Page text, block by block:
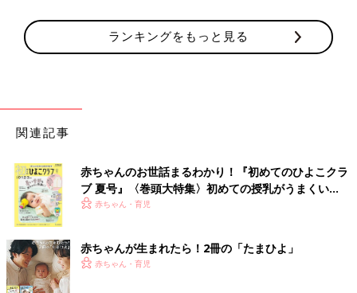
右足はひきちぎられてしまったけれど、落ち込むこ
とはなかった
ランキングをもっと見る
関連記事
赤ちゃんのお世話まるわかり！『初めてのひよこクラ
ブ 夏号』〈巻頭大特集〉初めての授乳がうまくい
く！ おっぱい・ミルクの基本と夏のトラブル 解決テ
赤ちゃん・育児
赤ちゃんが生まれたら！2冊の「たまひよ」
赤ちゃん・育児